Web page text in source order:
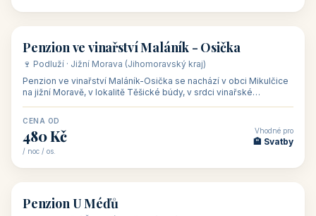
🏡 penzion
Penzion ve vinařství Maláník - Osička
🍷 Podluží · Jižní Morava (Jihomoravský kraj)
Penzion ve vinařství Maláník-Osička se nachází v obci Mikulčice
na jižní Moravě, v lokalitě Těšické búdy, v srdci vinařské
CENA OD
480 Kč
/ noc / os.
Vhodné pro
🏨 Svatby
🏡 penzion
Penzion U Méďů